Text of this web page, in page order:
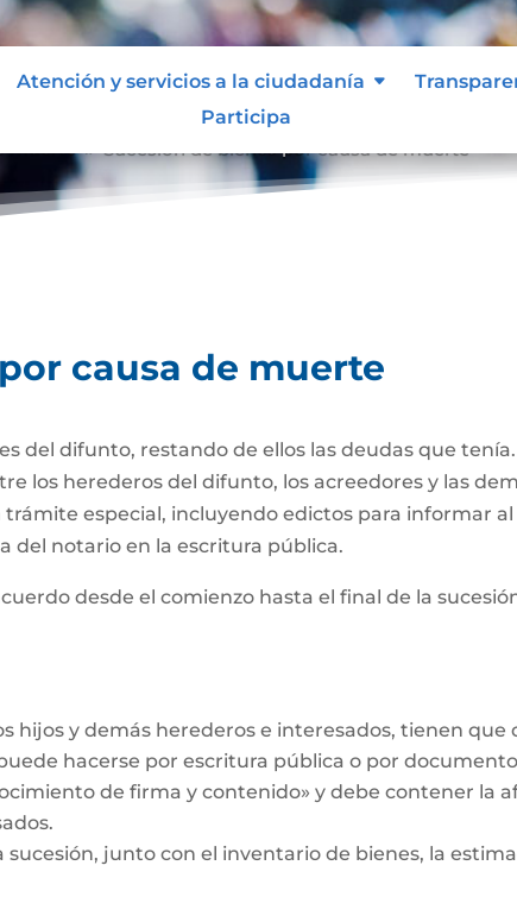
Atención y servicios a la ciudadanía
Participa
causa de muerte
del difunto, restando de ellos las deudas que
los herederos del difunto, los acreedores y las
especial, incluyendo edictos para informar
del notario en la escritura pública.
desde el comienzo hasta el final de la
hijos y demás herederos e interesados, tienen
hacerse por escritura pública o por
de firma y contenido» y debe contener la
junto con el inventario de bienes, la